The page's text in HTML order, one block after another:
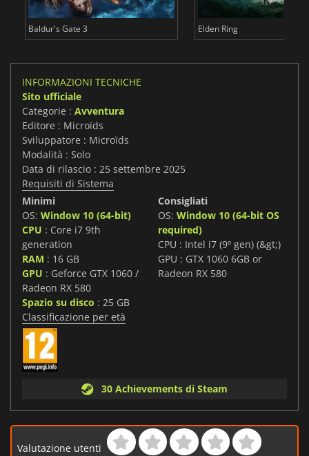
Baldur's Gate 3 Elden Ring
INFORMAZIONI TECNICHE
Sito ufficiale
Categorie : Avventura
Editore : Microïds
Sviluppatore : Microïds
Modalità : Solo
Data di rilascio : 25 settembre 2025
Requisiti di Sistema
Minimi
OS: Window 10 (64-bit)
CPU : Core i7 9th
generation
RAM : 16 GB
GPU : Geforce GTX 1060 /
Radeon RX 580
Spazio su disco : 25 GB
Consigliati
OS: Window 10 (64-bit OS
required)
CPU : Intel i7 (9º gen) (&gt;)
GPU : GTX 1060 6GB or
Radeon RX 580
Classificazione per età
30 Achievements di Steam
Valutazione utenti